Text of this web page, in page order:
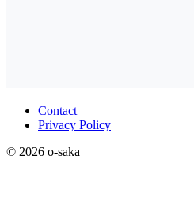
Contact
Privacy Policy
© 2026 o-saka